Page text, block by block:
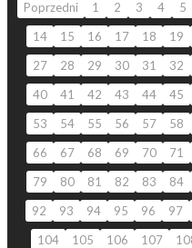
Poprzedni 1 2 3 4 5
14
15 16 17 18 19
27
28 29 30 31 32
40
41 42 43 44 45
53
54 55 56 57 58
66
67 68 69 70 71
79
80 81 82 83 84
92
93 94 95 96 97
104
105 106 107